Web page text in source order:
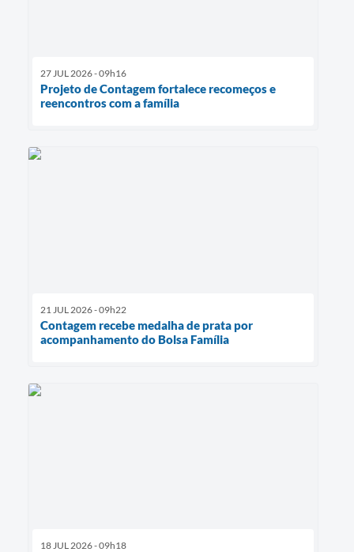
27 JUL 2026 - 09h16
Projeto de Contagem fortalece recomeços e
reencontros com a família
21 JUL 2026 - 09h22
Contagem recebe medalha de prata por
acompanhamento do Bolsa Família
18 JUL 2026 - 09h18